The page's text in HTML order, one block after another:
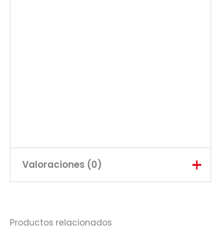
Valoraciones (0)
Productos relacionados